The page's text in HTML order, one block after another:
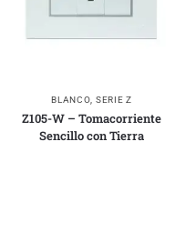
BLANCO SERIE Z
Z105-W – Tomacorriente
Sencillo con Tierra